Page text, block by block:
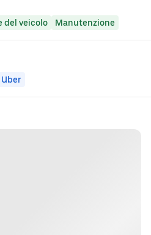
del veicolo Manutenzione